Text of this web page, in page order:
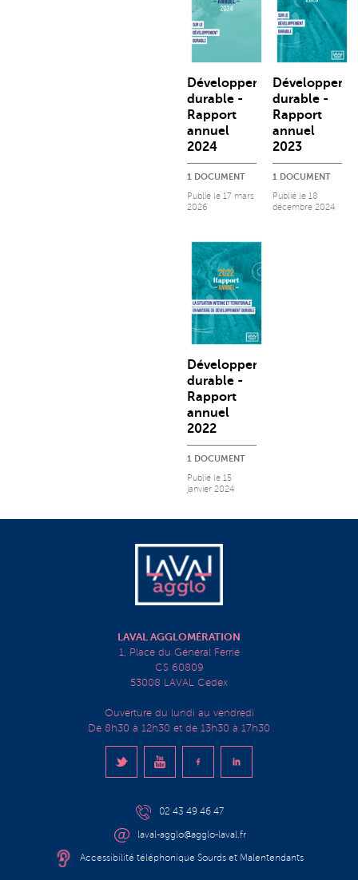
Développement
durable -
Rapport
annuel
2024
1 DOCUMENT
Publié le 17 mars
2026
durable -
Rapport
annuel
2023
1 DOCUMENT
Publié le 18
décembre 2024
Développement
durable -
Rapport
annuel
2022
1 DOCUMENT
Publié le 15
janvier 2024
LAVAL AGGLOMÉRATION
1, Place du Général Ferrié
CS 60809
53008 LAVAL Cedex
Ouverture du lundi au vendredi
De 8h30 à 12h30 et de 13h30 à 17h30
02 43 49 46 47
laval-agglo@agglo-laval.fr
Accessibilité téléphonique Sourds et Malentendants